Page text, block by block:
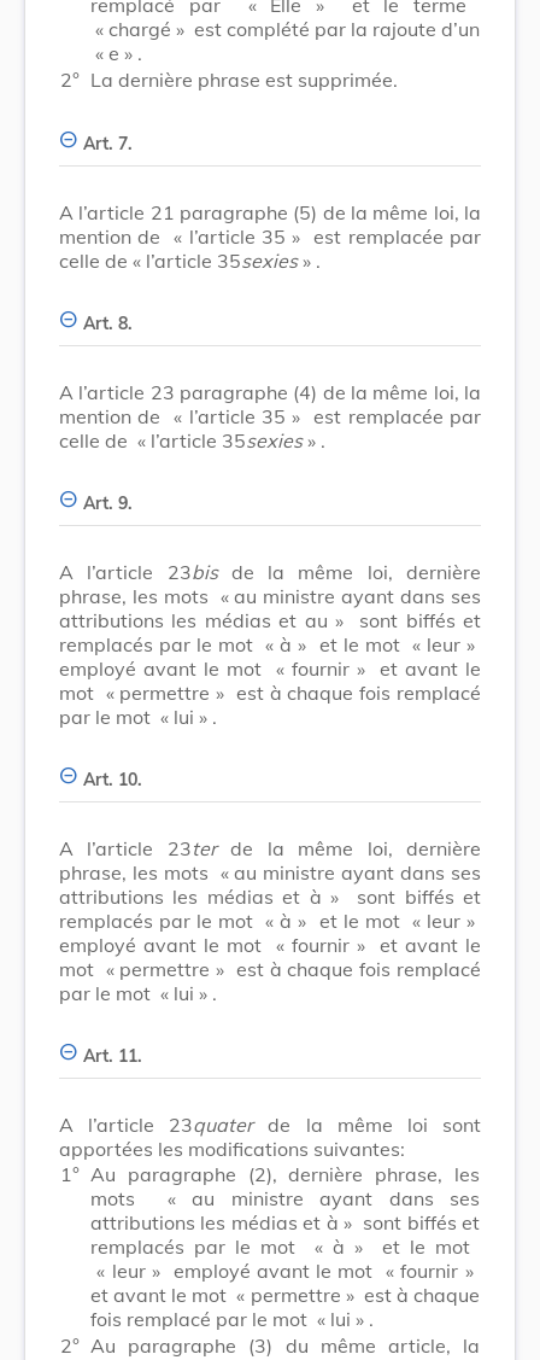
« chargé » est complété par la rajoute d’un
« e » .
2° La dernière phrase est supprimée.
Art. 7.
A l’article 21 paragraphe (5) de la même loi, la
mention de « l’article 35 » est remplacée par
celle de « l’article 35sexies» .
Art. 8.
A l’article 23 paragraphe (4) de la même loi, la
mention de « l’article 35 » est remplacée par
celle de « l’article 35sexies» .
Art. 9.
A l’article 23bisde la même loi, dernière
phrase, les mots « au ministre ayant dans ses
attributions les médias et au »
sont biffés et
remplacés par le mot « à » et le mot « leur »
employé avant le mot « fournir » et avant le
mot « permettre » est à chaque fois remplacé
par le mot « lui » .
Art. 10.
A l’article 23terde la même loi, dernière
phrase, les mots « au ministre ayant dans ses
attributions les médias et à »
sont biffés et
remplacés par le mot « à » et le mot « leur »
employé avant le mot « fournir » et avant le
mot « permettre » est à chaque fois remplacé
par le mot « lui » .
Art. 11.
A l’article 23quaterde la même loi sont
apportées les modifications suivantes:
1° Au paragraphe (2), dernière phrase, les
mots
« au ministre ayant dans ses
attributions les médias et à » sont biffés et
remplacés par le mot
« à »
et le mot
« leur » employé avant le mot « fournir »
et avant le mot « permettre » est à chaque
fois remplacé par le mot « lui » .
2° Au paragraphe (3) du même article, la